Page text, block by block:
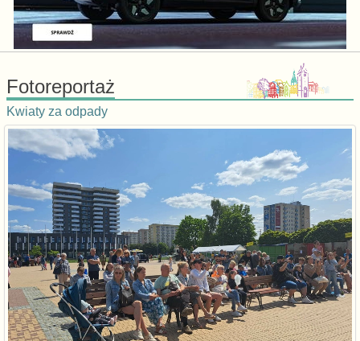
Fotoreportaż
Kwiaty za odpady